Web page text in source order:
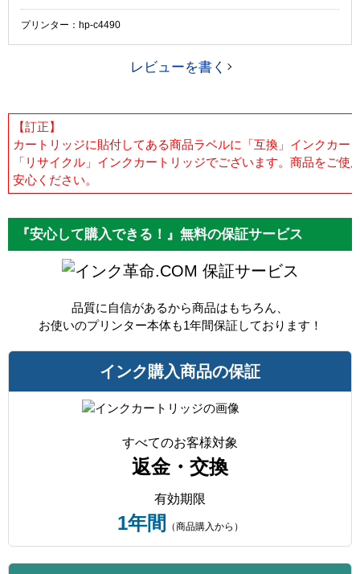
プリンター：hp-c4490
レビューを書く
【訂正】
カートリッジに貼付してある商品ラベルに「互換」インクカー
「リサイクル」インクカートリッジでございます。商品をご
安心ください。
『安心して購入できる！』無料の保証サービス
保証サービス
品質に自信があるから商品はもちろん、
お使いのプリンター本体も1年間保証しております！
インク購入商品の保証
すべてのお客様対象
返金・交換
有効期限
1年間 （商品購入から）